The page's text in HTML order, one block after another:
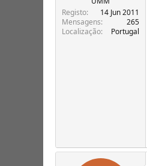
Registo
14 Jun 2011
Mensagens
265
Localização
Portugal